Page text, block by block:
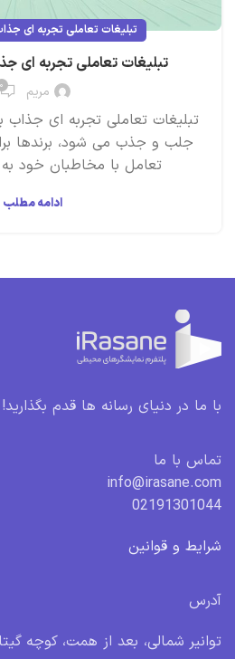
تبلیغات تعاملی تجربه ای
تبلیغات تعاملی تجربه ای
مریم ۰
تبلیغات تعاملی تجربه ای
جلب و جذب می شود، برندها
تعامل با مخاطبان خود به
ادامه مطلب
با ما در دنیای رسانه ها قدم بگذارید!
تماس با ما
info@irasane.com
02191301044
شرایط و قوانین
آدرس
توانیر شمالی، بعد از همت، کوچه گیتا، پلاک